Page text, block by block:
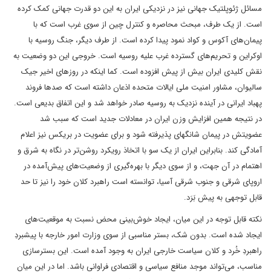
مسائل ژئوپلتیک جهانی نیز در نزدیکی ایران به این دو قدرت جهانی کمک‌ کرده
است. از یک طرف، مبحث محاصره و کنترل چین از سوی غرب است که با
پیمان‌های آکوس و کواد نمود پیدا کرده است. از طرف دیگر، جنگ روسیه با
اوکراین و تحریم‌های گسترده غرب علیه روسیه است. خروجی این دو وضعیت به
نقش کلیدی ایران بیش از پیش افزوده است. کما اینکه در روزهای اخیر جیک
سالیوان، مشاور امنیت ملی ایالات متحده اذعان داشته است که صدها فروند
پهباد ایرانی در آینده نزدیک به روسیه صادر خواهد شد و این اتفاق بدیعی است.
در نتیجه همین افزایش وزن ایران در معادلات جدید است که سبب شد
عضویتش در پیمان شانگهای پذیرفته شود و برای عضویت در بریکس نیز اعلام
آمادگی کند. بنابراین ایران از یک سو با اتخاذ رویکرد روشن‌تر در نگاه به شرق و
اهتمام در آن جهت، و از سوی دیگر با بهره‌گیری از وضعیت‌های پیش‌آمده در
اروپای شرقی و جنوب شرقی آسیا، توانسته است راهبرد کلان خود را نیز تا حد
قابل توجهی به پیش بَرَد.
نکته قابل توجه در این میان، ایجاد خوش‌بینی محض نسبت به موقعیت‌های
ایجاد شده است. بدون شک، بستر مناسبی از سوی وزارت امور خارجه با پیشبردِ
راهبردِ خُرد و کلان سیاست خارجی ایران به وجود آمده است. این بسترسازی
مناسب، می‌تواند موجد منافع سیاسی و اقتصادی فراوانی باشد. اما در این میان